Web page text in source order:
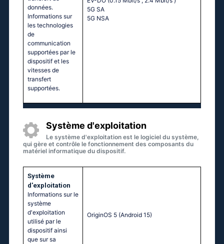
données.
Informations sur
les technologies
de
communication
supportées par le
dispositif et les
vitesses de
transfert
supportées.
5G SA
5G NSA
Système d'exploitation
Le système d'exploitation est le logiciel du système,
qui gère et contrôle le fonctionnement des composants du
matériel informatique du dispositif.
Système
d'exploitation
Informations sur le
système
d'exploitation
utilisé par le
dispositif ainsi
que sur sa
OriginOS 5 (Android 15)